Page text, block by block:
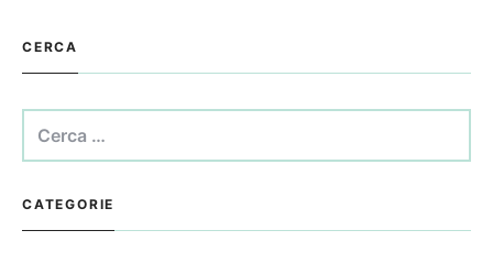
CERCA
Ricerca
per:
CATEGORIE